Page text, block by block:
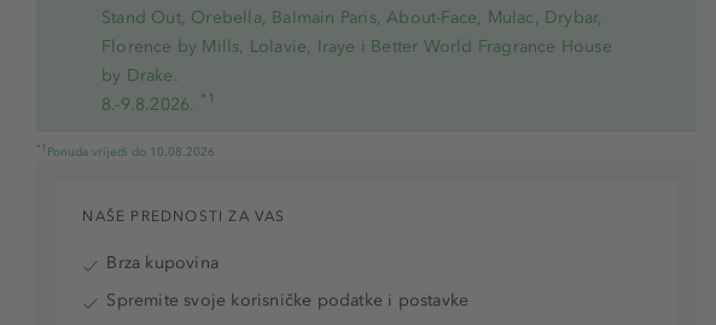
Stand Out, Orebella, Balmain Paris, About-Face, Mulac, Drybar,
Florence by Mills, Lolavie, Iraye i Better World Fragrance House
by Drake.
8.-9.8.2026. *1
*1 Ponuda vrijedi do 10.08.2026
NAŠE PREDNOSTI ZA VAS
Brza kupovina
Spremite svoje korisničke podatke i postavke